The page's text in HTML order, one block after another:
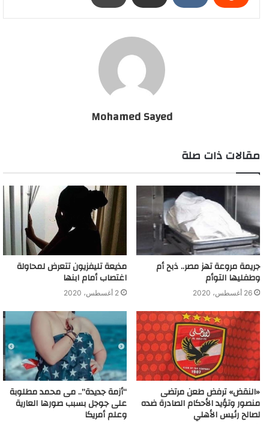
جنيه من محمد رمضان
Mohamed Sayed
مقالات ذات صلة
جريمة مروعة تهز مصر.. ذبح أم
وطفليها التوأم
26 أغسطس، 2020
مذيعة تليفزيون تتعرض لمحاولة
اغتصاب أمام ابنها
2 أغسطس، 2020
«النقض» ترفض طعن مرتضى
منصور وتؤيد الأحكام الصادرة ضده
لصالح رئيس الأهلي
“أزمة جديدة”.. مى محمد مطلوبة
على جوجل بسبب صورها العارية
وعلم أمريكا